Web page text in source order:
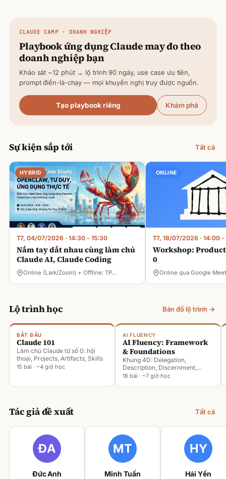
CLAUDE CAMP · DOANH NGHIỆP
Playbook ứng dụngClaudemay đo theo
doanh nghiệp bạn
Khảo sát ~12 phút → lộ trình 90 ngày, use case ưu tiên,
prompt điền-là-chạy — mọi khuyến nghị truy được nguồn.
Tạo playbook riêng Khám phá
Sự kiện sắp tới Tất cả
HYBRID
T7, 04/07/2026 · 14:30 - 15:30
Nắm tay dắt nhau cùng làm chủ
Claude AI, Claude Coding
Online (Lark/Zoom) + Offline: TP…
ONLINE
T7, 18/07/2026 · 14:00 -
Workshop:
0
Online qua Google Meet
Lộ trình học Bản đồ lộ trình →
BẮT ĐẦU
Claude 101
Làm chủ Claude từ số 0: hội
thoại, Projects, Artifacts, Skills
15 bài · ~4 giờ học
AI FLUENCY
AI Fluency: Framework
& Foundations
Khung 4D: Delegation,
Description, Discernment,
Diligence
16 bài · ~7 giờ học
Tác giả đề xuất Tất cả
Đức Anh Minh Tuấn Hải Yến